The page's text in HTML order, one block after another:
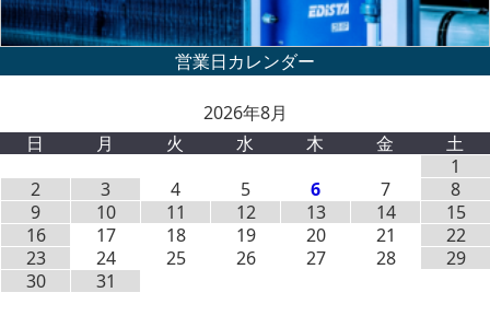
2026年8月
日
月 火 水 木 金
土
1
2
3 4 5 6 7
8
9
10 11 12 13 14
15
16
17 18 19 20 21
22
23
24 25 26 27 28
29
30
31